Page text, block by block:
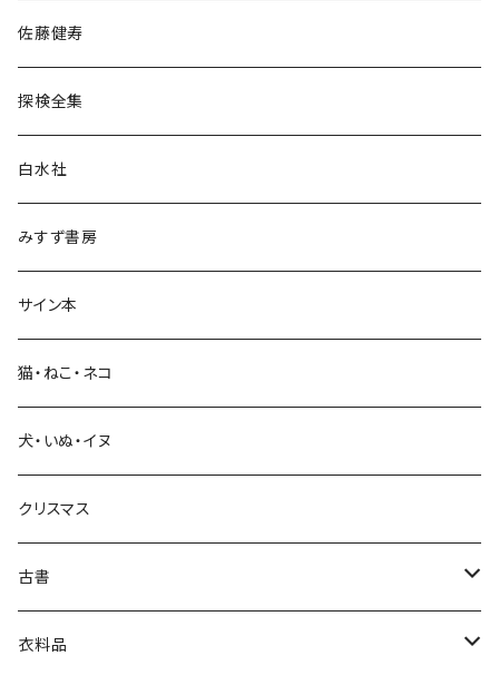
民族・風習
言語・ことば
生活・暮らし
芸術・絵画・写真
絵本・児童書
娯楽・エンターテインメント
佐藤健寿
探検全集
白水社
みすず書房
サイン本
猫・ねこ・ネコ
犬・いぬ・イヌ
クリスマス
古書
古書セット
衣料品